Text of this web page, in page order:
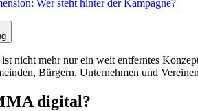
Wer steht hinter der Kampagne?
nicht mehr nur ein weit entferntes
Bürgern, Unternehmen und
digital?